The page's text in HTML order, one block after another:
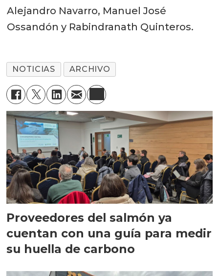
Alejandro Navarro, Manuel José
Ossandón y Rabindranath Quinteros.
NOTICIAS ARCHIVO
Proveedores del salmón ya
cuentan con una guía para medir
su huella de carbono